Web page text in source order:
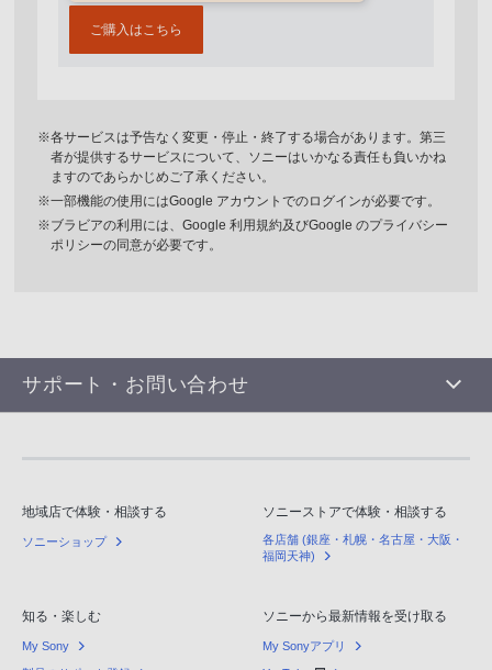
ご購入はこちら
※各サービスは予告なく変更・停止・終了する場合があります。第三
者が提供するサービスについて、ソニーはいかなる責任も負いかね
ますのであらかじめご了承ください。
※一部機能の使用にはGoogle アカウントでのログインが必要です。
※ブラビアの利用には、Google 利用規約及びGoogle のプライバシー
ポリシーの同意が必要です。
サポート・お問い合わせ
地域店で体験・相談する
ソニーショップ
ソニーストアで体験・相談する
各店舗 (銀座・札幌・名古屋・大阪・
福岡天神)
知る・楽しむ
My Sony
ソニーから最新情報を受け取る
My Sonyアプリ